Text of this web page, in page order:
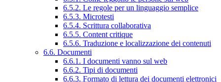
6.5.2. Le regole per un linguaggio semplice
6.5.3. Microtesti
6.5.4. Scrittura collaborativa
6.5.5. Content critique
6.5.6. Traduzione e localizzazione dei contenuti
6.6. Documenti
6.6.1. I documenti vanno sul web
6.6.2. Tipi di documenti
6.6.3. Formato di lettura dei documenti elettronici